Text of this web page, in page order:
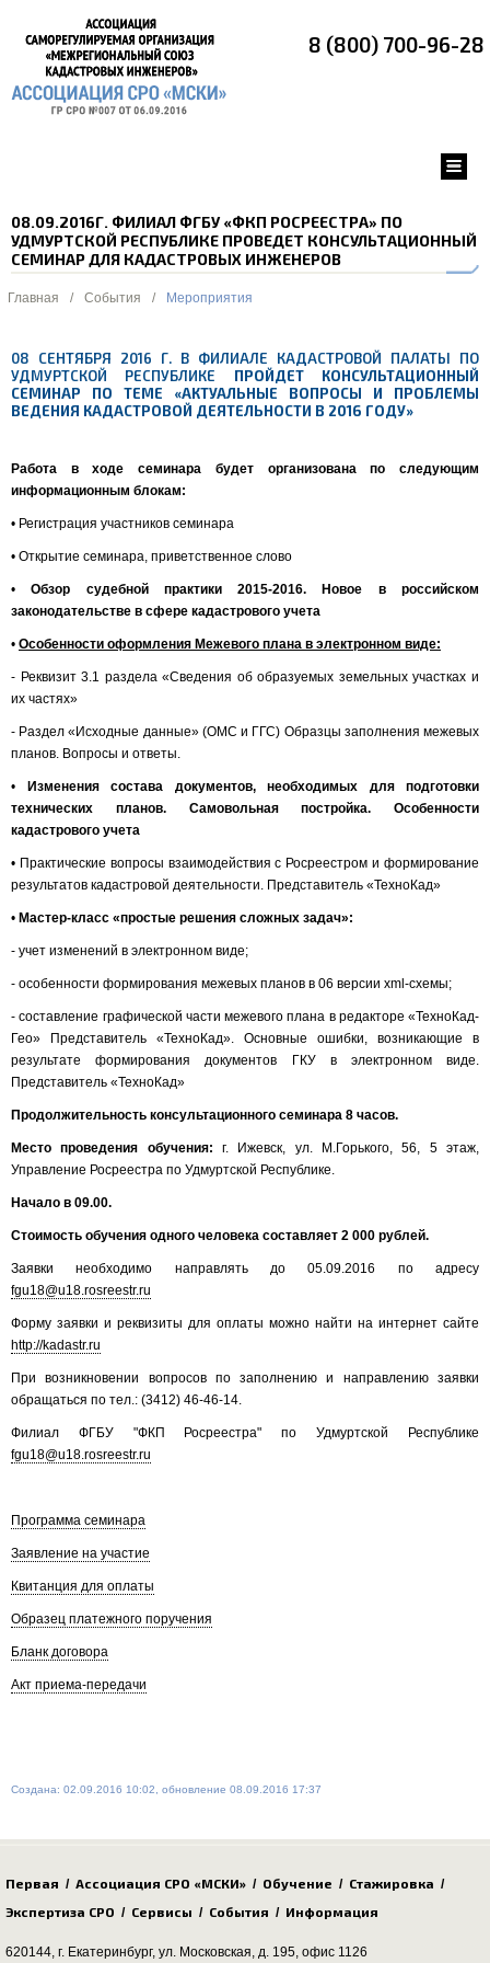
8 (800) 700-96-28
08.09.2016Г. ФИЛИАЛ ФГБУ «ФКП РОСРЕЕСТРА» ПО
УДМУРТСКОЙ РЕСПУБЛИКЕ ПРОВЕДЕТ КОНСУЛЬТАЦИОННЫЙ
СЕМИНАР ДЛЯ КАДАСТРОВЫХ ИНЖЕНЕРОВ
Главная / События / Мероприятия
08 СЕНТЯБРЯ 2016 Г. В ФИЛИАЛЕ КАДАСТРОВОЙ ПАЛАТЫ ПО
УДМУРТСКОЙ РЕСПУБЛИКЕ ПРОЙДЕТ КОНСУЛЬТАЦИОННЫЙ
СЕМИНАР ПО ТЕМЕ «АКТУАЛЬНЫЕ ВОПРОСЫ И ПРОБЛЕМЫ
ВЕДЕНИЯ КАДАСТРОВОЙ ДЕЯТЕЛЬНОСТИ В 2016 ГОДУ»
Работа в ходе семинара будет организована по следующим
информационным блокам:
• Регистрация участников семинара
• Открытие семинара, приветственное слово
•Обзор судебной практики 2015-2016. Новое в российском
законодательстве в сфере кадастрового учета
• Особенности оформления Межевого плана в электронном виде:
- Реквизит 3.1 раздела «Сведения об образуемых земельных участках и
их частях»
- Раздел «Исходные данные» (ОМС и ГГС) Образцы заполнения межевых
планов. Вопросы и ответы.
•
Изменения состава документов, необходимых для подготовки
технических планов. Самовольная постройка. Особенности
кадастрового учета
• Практические вопросы взаимодействия с Росреестром и формирование
результатов кадастровой деятельности. Представитель «ТехноКад»
• Мастер-класс «простые решения сложных задач»:
- учет изменений в электронном виде;
- особенности формирования межевых планов в 06 версии xml-схемы;
- составление графической части межевого плана в редакторе «ТехноКад-
Гео» Представитель «ТехноКад». Основные ошибки, возникающие в
результате формирования документов ГКУ в электронном виде.
Представитель «ТехноКад»
Продолжительность консультационного семинара 8 часов.
Место проведения обучения: г. Ижевск, ул. М.Горького, 56, 5 этаж,
Управление Росреестра по Удмуртской Республике.
Начало в 09.00.
Стоимость обучения одного человека составляет 2 000 рублей.
Заявки необходимо направлять до 05.09.2016 по адресу
fgu18@u18.rosreestr.ru
Форму заявки и реквизиты для оплаты можно найти на интернет сайте
http://kadastr.ru
При возникновении вопросов по заполнению и направлению заявки
обращаться по тел.: (3412) 46-46-14.
Филиал ФГБУ "ФКП Росреестра" по Удмуртской Республике
fgu18@u18.rosreestr.ru
Программа семинара
Заявление на участие
Квитанция для оплаты
Образец платежного поручения
Бланк договора
Акт приема-передачи
Создана: 02.09.2016 10:02, обновление 08.09.2016 17:37
Первая / Ассоциация СРО «МСКИ» / Обучение / Стажировка /
Экспертиза СРО / Сервисы / События / Информация
620144, г. Екатеринбург, ул. Московская, д. 195, офис 1126